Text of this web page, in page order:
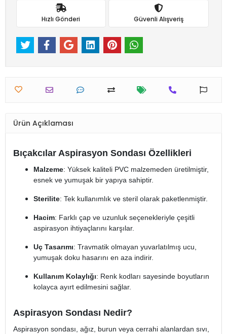
Hızlı Gönderi Güvenli Alışveriş
Ürün Açıklaması
Bıçakcılar Aspirasyon Sondası Özellikleri
Malzeme: Yüksek kaliteli PVC malzemeden üretilmiştir,
esnek ve yumuşak bir yapıya sahiptir.
Sterilite: Tek kullanımlık ve steril olarak paketlenmiştir.
Hacim: Farklı çap ve uzunluk seçenekleriyle çeşitli
aspirasyon ihtiyaçlarını karşılar.
Uç Tasarımı: Travmatik olmayan yuvarlatılmış ucu,
yumuşak doku hasarını en aza indirir.
Kullanım Kolaylığı: Renk kodları sayesinde boyutların
kolayca ayırt edilmesini sağlar.
Aspirasyon Sondası Nedir?
Aspirasyon sondası, ağız, burun veya cerrahi alanlardan sıvı,